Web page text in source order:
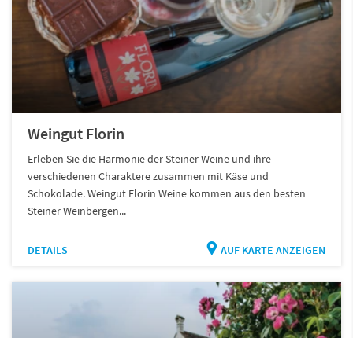
Weingut Florin
Erleben Sie die Harmonie der Steiner Weine und ihre
verschiedenen Charaktere zusammen mit Käse und
Schokolade. Weingut Florin Weine kommen aus den besten
Steiner Weinbergen...
DETAILS AUF KARTE ANZEIGEN